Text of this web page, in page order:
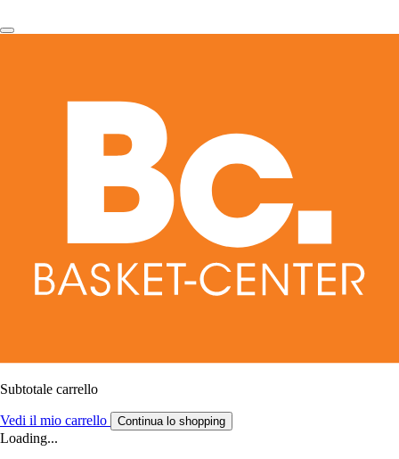
Subtotale carrello
Vedi il mio carrello Continua lo shopping
Loading...